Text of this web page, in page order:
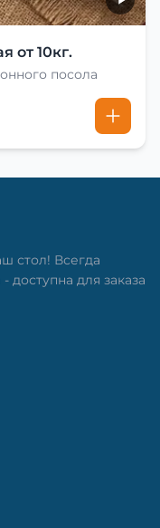
от 10кг.
посола
стол! Всегда
доступна для заказа